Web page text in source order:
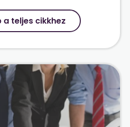
a teljes cikkhez